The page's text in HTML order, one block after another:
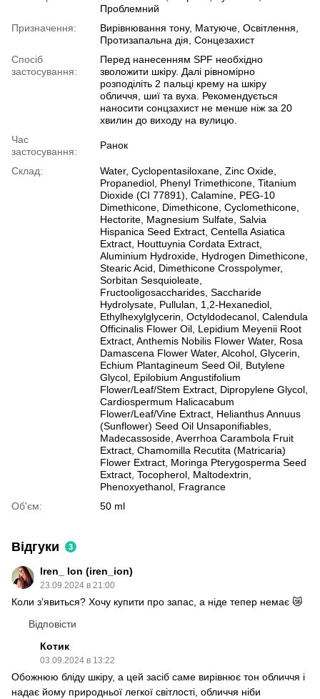
Проблемний
Призначення:
Вирівнювання тону, Матуюче, Освітлення,
Протизапальна дія, Сонцезахист
Спосіб
застосування:
Перед нанесенням SPF необхідно
зволожити шкіру. Далі рівномірно
розподіліть 2 пальці крему на шкіру
обличчя, шиї та вуха. Рекомендується
наносити сонцзахист не менше ніж за 20
хвилин до виходу на вулицю.
Час
застосування:
Ранок
Склад:
Water, Cyclopentasiloxane, Zinc Oxide,
Propanediol, Phenyl Trimethicone, Titanium
Dioxide (CI 77891), Calamine, PEG-10
Dimethicone, Dimethicone, Cyclomethicone,
Hectorite, Magnesium Sulfate, Salvia
Hispanica Seed Extract, Centella Asiatica
Extract, Houttuynia Cordata Extract,
Aluminium Hydroxide, Hydrogen Dimethicone,
Stearic Acid, Dimethicone Crosspolymer,
Sorbitan Sesquioleate,
Fructooligosaccharides, Saccharide
Hydrolysate, Pullulan, 1,2-Hexanediol,
Ethylhexylglycerin, Octyldodecanol, Calendula
Officinalis Flower Oil, Lepidium Meyenii Root
Extract, Anthemis Nobilis Flower Water, Rosa
Damascena Flower Water, Alcohol, Glycerin,
Echium Plantagineum Seed Oil, Butylene
Glycol, Epilobium Angustifolium
Flower/Leaf/Stem Extract, Dipropylene Glycol,
Cardiospermum Halicacabum
Flower/Leaf/Vine Extract, Helianthus Annuus
(Sunflower) Seed Oil Unsaponifiables,
Madecassoside, Averrhoa Carambola Fruit
Extract, Chamomilla Recutita (Matricaria)
Flower Extract, Moringa Pterygosperma Seed
Extract, Tocopherol, Maltodextrin,
Phenoxyethanol, Fragrance
Об'єм:
50 ml
Відгуки 3
Iren_ Ion (iren_ion)
23.09.2024 в 21:00
Коли зʼявиться? Хочу купити про запас, а ніде тепер немає 😿
Відповісти
Котик
03.09.2024 в 13:22
Обожнюю бліду шкіру, а цей засіб саме вирівнює тон обличчя і
надає йому природньої легкої світлості, обличчя ніби